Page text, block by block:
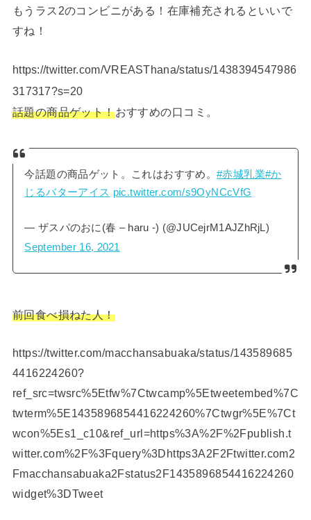
もうラス2のコンビニがある！在庫補充されるといいで
すね！
https://twitter.com/VREASThana/status/1438394547986
317317?s=20
話題の商品ゲット！おすすめの口コミ。
今話題の商品ゲット。これはおすすめ。#赤城乳業#か
じるバターアイス pic.twitter.com/s9OyNCcVfG
— ザスパのおに(春 – haru -) (@JUCejrM1AJZhRjL)
September 16, 2021
前回食べ損ねた人！
https://twitter.com/macchansabuaka/status/143589685
4416224260?
ref_src=twsrc%5Etfw%7Ctwcamp%5Etweetembed%7C
twterm%5E1435896854416224260%7Ctwgr%5E%7Ct
wcon%5Es1_c10&ref_url=https%3A%2F%2Fpublish.t
witter.com%2F%3Fquery%3Dhttps3A2F2Ftwitter.com2
Fmacchansabuaka2Fstatus2F1435896854416224260
widget%3DTweet